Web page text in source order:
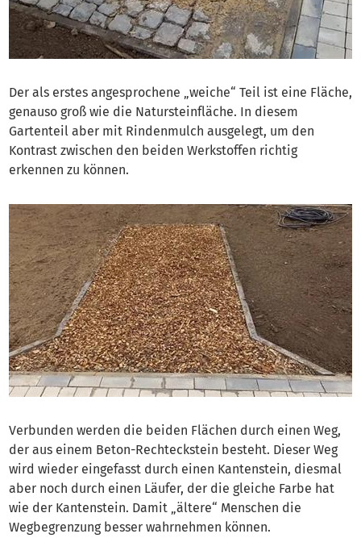
Der als erstes angesprochene „weiche“ Teil ist eine Fläche,
genauso groß wie die Natursteinfläche. In diesem
Gartenteil aber mit Rindenmulch ausgelegt, um den
Kontrast zwischen den beiden Werkstoffen richtig
erkennen zu können.
Verbunden werden die beiden Flächen durch einen Weg,
der aus einem Beton-Rechteckstein besteht. Dieser Weg
wird wieder eingefasst durch einen Kantenstein, diesmal
aber noch durch einen Läufer, der die gleiche Farbe hat
wie der Kantenstein. Damit „ältere“ Menschen die
Wegbegrenzung besser wahrnehmen können.